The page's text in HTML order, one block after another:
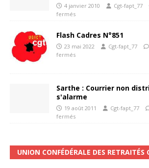
4 janvier 2010 Cgt-fapt_77
fermés
Flash Cadres N°851
23 mai 2022 Cgt-fapt_77
fermés
Sarthe : Courrier non
s'alarme
19 août 2011 Cgt-fapt_77
fermés
UNION CONFÉDÉRALE DES RETRAITÉS